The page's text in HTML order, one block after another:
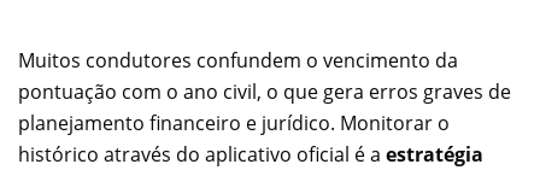
Muitos condutores confundem o vencimento da
pontuação com o ano civil, o que gera erros graves de
planejamento financeiro e jurídico. Monitorar o
histórico através do aplicativo oficial é a estratégia